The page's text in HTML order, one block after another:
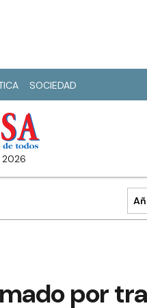
SOCIEDAD
2026
por